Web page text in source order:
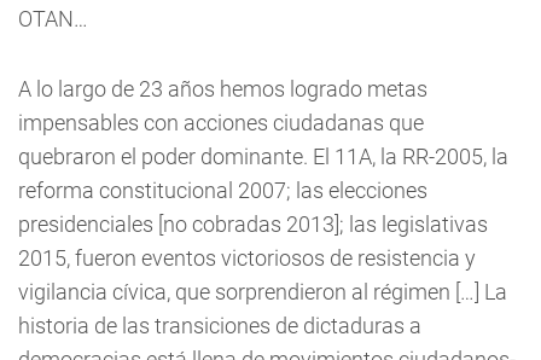
OTAN…
A lo largo de 23 años hemos logrado metas
impensables con acciones ciudadanas que
quebraron el poder dominante. El 11A, la RR-2005, la
reforma constitucional 2007; las elecciones
presidenciales [no cobradas 2013]; las legislativas
2015, fueron eventos victoriosos de resistencia y
vigilancia cívica, que sorprendieron al régimen […] La
historia de las transiciones de dictaduras a